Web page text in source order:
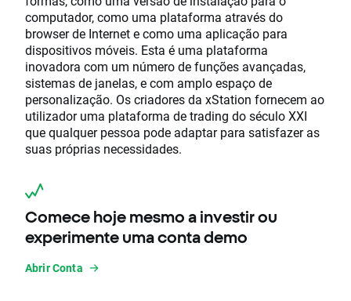
computador, como uma plataforma através do
browser de Internet e como uma aplicação para
dispositivos móveis. Esta é uma plataforma
inovadora com um número de funções avançadas,
sistemas de janelas, e com amplo espaço de
personalização. Os criadores da xStation fornecem ao
utilizador uma plataforma de trading do século XXI
que qualquer pessoa pode adaptar para satisfazer as
suas próprias necessidades.
Comece hoje mesmo a investir ou
experimente uma conta demo
Abrir Conta